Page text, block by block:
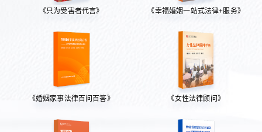
《只为受害者代言》 《幸福婚姻一站式法律+服务》
《婚姻家事法律百问百答》 《女性法律顾问》